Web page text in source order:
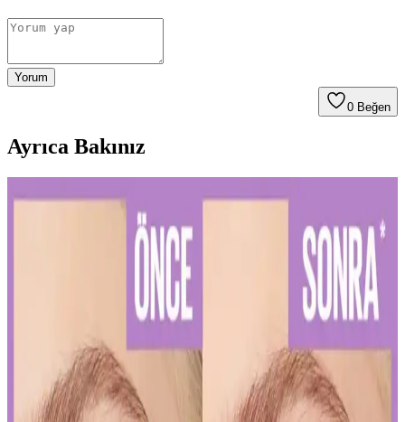
Yorum
0 Beğen
Ayrıca Bakınız
Diş Hassasiyetini Azaltan Doğru Diş Macunu Seçimi
ve Kullanım İpuçları
Diş hassasiyetini hafifletmek ve sağlıklı bir gülüşe ulaşmak için
doğru diş macunu seçimi ve düzenli kullanım önemlidir. Uzman
önerileriyle diş sağlığınızı koruyun.
Kalıcı Kalem Göz Makyajı: Uzun Süre Dayanan ve
Pratik Kullanım İpuçları
Kalıcı kalem göz makyajı, suya ve tere dayanıklı formülleriyle uzun
süre kalıcı ve net çizgiler sağlar. Uygulama ve bakım ipuçlarıyla
gözlerinizi vurgulayın.